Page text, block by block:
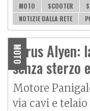
MOTO SCOOTER
NOTIZIE DALLA RETE
MOTO
Vyrus Alyen:
senza sterzo
Motore
via cavi e